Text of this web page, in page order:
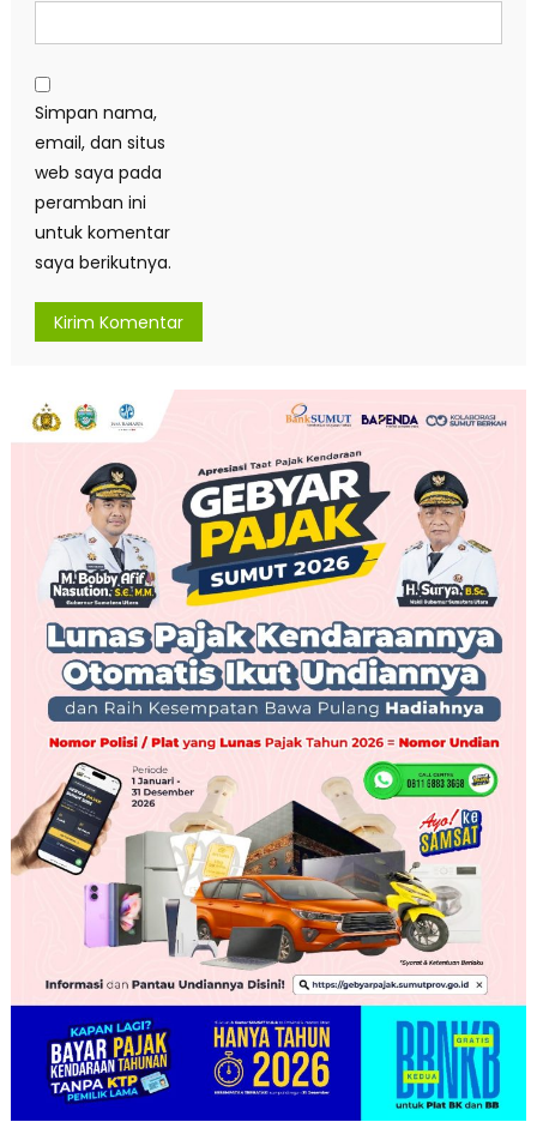
Simpan nama,
email, dan situs
web saya pada
peramban ini
untuk komentar
saya berikutnya.